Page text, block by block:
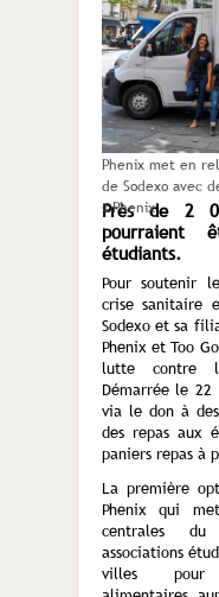
Phenix met en
de Sodexo avec
©Phenix
Près de 2
pourraient
étudiants.
Pour soutenir
crise sanitaire
Sodexo et sa
Phenix et Too
lutte contre
Démarrée le 22
via le don à
des repas aux
paniers repas à
La première
Phenix qui
centrales
associations
villes pour